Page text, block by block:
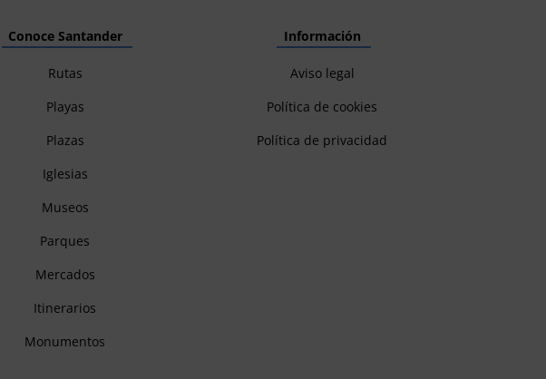
Conoce Santander
Rutas
Playas
Plazas
Iglesias
Museos
Parques
Mercados
Itinerarios
Monumentos
Información
Aviso legal
Política de cookies
Política de privacidad